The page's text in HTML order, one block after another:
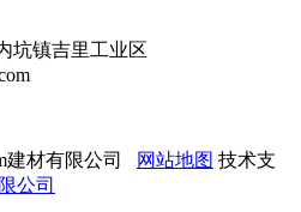
坑镇吉里工业区
建材有限公司 网站地图 技术支
公司